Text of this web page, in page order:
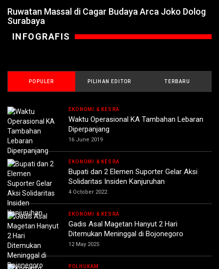
Ruwatan Massal di Cagar Budaya Arca Joko Dolog
Surabaya
INFOGRAFIS
POPULER PILIHAN EDITOR TERBARU
EKONOMI & KESRA
Waktu Operasional KA Tambahan Lebaran
Diperpanjang
16 June 2019
EKONOMI & KESRA
Bupati dan 2 Elemen Suporter Gelar Aksi
Solidaritas Insiden Kanjuruhan
4 October 2022
EKONOMI & KESRA
Gadis Asal Magetan Hanyut 2 Hari
Ditemukan Meninggal di Bojonegoro
12 May 2025
POLHUKAM